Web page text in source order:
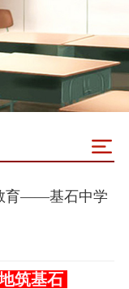
育——基石中学
筑基石